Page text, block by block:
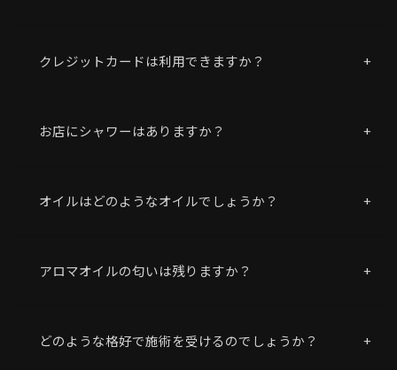
クレジットカードは利用できますか？
お店にシャワーはありますか？
オイルはどのようなオイルでしょうか？
アロマオイルの匂いは残りますか？
どのような格好で施術を受けるのでしょうか？